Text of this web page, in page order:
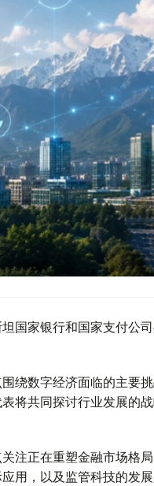
国家银行和国家支付公
绕数字经济面临的主要
将共同探讨行业发展的
注正在重塑金融市场格
用，以及监管科技的发展